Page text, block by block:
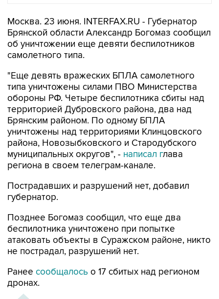
Москва. 23 июня. INTERFAX.RU - Губернатор
Брянской области Александр Богомаз сообщил
об уничтожении еще девяти беспилотников
самолетного типа.
"Еще девять вражеских БПЛА самолетного
типа уничтожены силами ПВО Министерства
обороны РФ. Четыре беспилотника сбиты над
территорией Дубровского района, два над
Брянским районом. По одному БПЛА
уничтожены над территориями Клинцовского
района, Новозыбковского и Стародубского
муниципальных округов", - написал глава
региона в своем телеграм-канале.
Пострадавших и разрушений нет, добавил
губернатор.
Позднее Богомаз сообщил, что еще два
беспилотника уничтожено при попытке
атаковать объекты в Суражском районе, никто
не пострадал, разрушений нет.
Ранее сообщалось о 17 сбитых над регионом
дронах.